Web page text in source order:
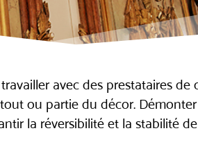
avec des prestataires de
ou partie du décor.
la réversibilité et la stabilité